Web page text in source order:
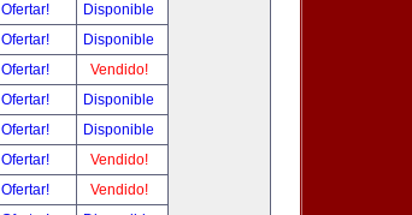
Ofertar!
Disponible
Ofertar!
Disponible
Ofertar!
Vendido!
Ofertar!
Disponible
Ofertar!
Disponible
Ofertar!
Vendido!
Ofertar!
Vendido!